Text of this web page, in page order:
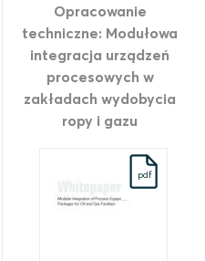
Opracowanie
techniczne: Modułowa
integracja urządzeń
procesowych w
zakładach wydobycia
ropy i gazu
pdf